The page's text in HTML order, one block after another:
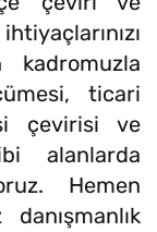
ticari
çevirisi ve
alanlarda
Hemen